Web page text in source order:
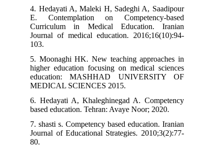
4. Hedayati A, Maleki H, Sadeghi A, Saadipour
E. Contemplation on Competency-based
Curriculum in Medical Education. Iranian
Journal of medical education. 2016;16(10):94-
103.
5. Moonaghi HK. New teaching approaches in
higher education focusing on medical sciences
education: MASHHAD UNIVERSITY OF
MEDICAL SCIENCES 2015.
6. Hedayati A, Khaleghinegad A. Competency
based education. Tehran: Avaye Noor; 2020.
7. shasti s. Competency based education. Iranian
Journal of Educational Strategies. 2010;3(2):77-
80.